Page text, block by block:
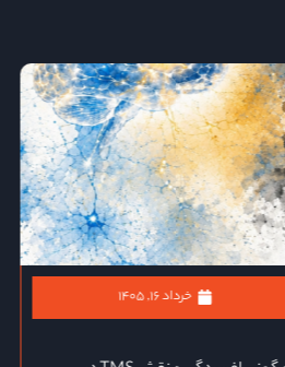
خرداد ۵, ۱۴۰۵